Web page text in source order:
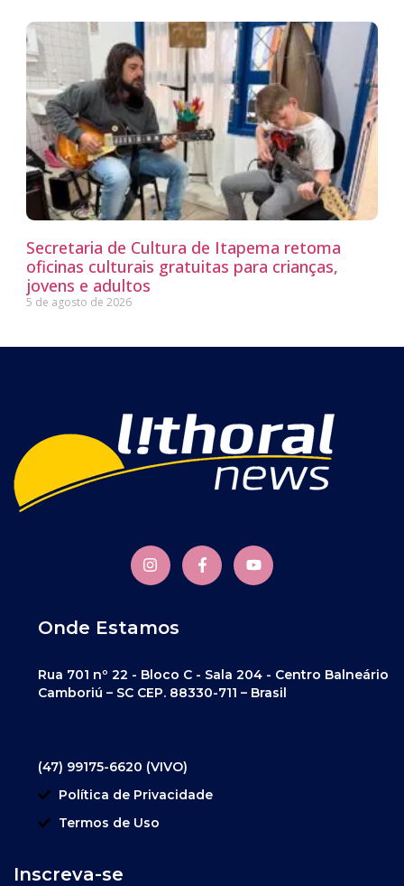
Secretaria de Cultura de Itapema retoma
oficinas culturais gratuitas para crianças,
jovens e adultos
5 de agosto de 2026
Onde Estamos
Rua 701 nº 22 - Bloco C - Sala 204 - Centro Balneário
Camboriú – SC CEP. 88330-711 – Brasil
(47) 99175-6620 (VIVO)
Política de Privacidade
Termos de Uso
Inscreva-se